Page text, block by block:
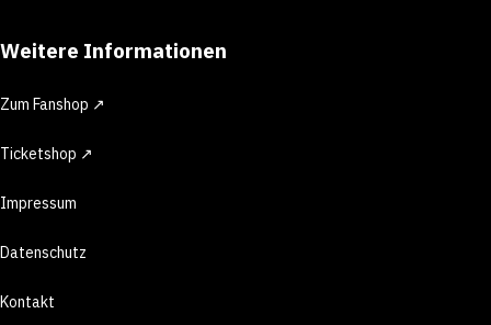
Weitere Informationen
Zum Fanshop ↗
Ticketshop ↗
Impressum
Datenschutz
Kontakt